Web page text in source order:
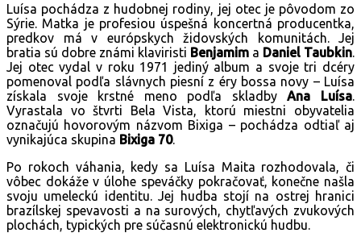
Luísa pochádza z hudobnej rodiny, jej otec je pôvodom zo
Sýrie. Matka je profesiou úspešná koncertná producentka,
predkov má v európskych židovských komunitách. Jej
bratia sú dobre známi klaviristi Benjamim a Daniel Taubkin.
Jej otec vydal v roku 1971 jediný album a svoje tri dcéry
pomenoval podľa slávnych piesní z éry bossa novy – Luísa
získala svoje krstné meno podľa skladbyAna Luísa.
Vyrastala vo štvrti Bela Vista, ktorú miestni obyvatelia
označujú hovorovým názvom Bixiga – pochádza odtiaľ aj
vynikajúca skupina Bixiga 70.
Po rokoch váhania, kedy sa Luísa Maita rozhodovala, či
vôbec dokáže v úlohe speváčky pokračovať, konečne našla
svoju umeleckú identitu. Jej hudba stojí na ostrej hranici
brazílskej spevavosti a na surových, chytľavých zvukových
plochách, typických pre súčasnú elektronickú hudbu.